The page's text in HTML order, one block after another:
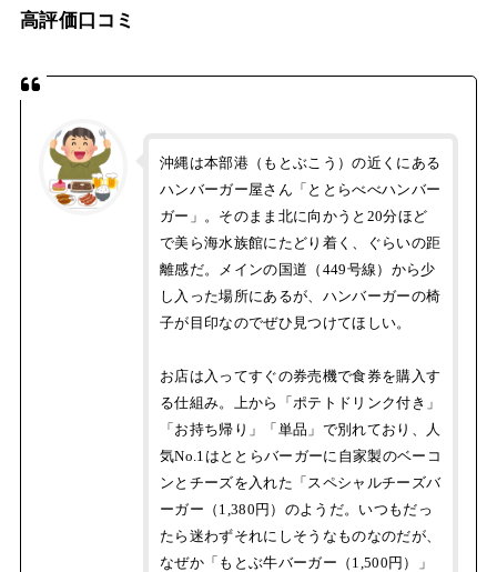
高評価口コミ
沖縄は本部港（もとぶこう）の近くにある
ハンバーガー屋さん「ととらべべハンバー
ガー」。そのまま北に向かうと20分ほど
で美ら海水族館にたどり着く、ぐらいの距
離感だ。メインの国道（449号線）から少
し入った場所にあるが、ハンバーガーの椅
子が目印なのでぜひ見つけてほしい。
お店は入ってすぐの券売機で食券を購入す
る仕組み。上から「ポテトドリンク付き」
「お持ち帰り」「単品」で別れており、人
気No.1はととらバーガーに自家製のベーコ
ンとチーズを入れた「スペシャルチーズバ
ーガー（1,380円）のようだ。いつもだっ
たら迷わずそれにしそうなものなのだが、
なぜか「もとぶ牛バーガー（1,500円）」